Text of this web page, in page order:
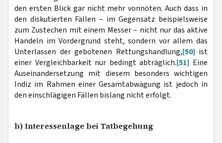
den ersten Blick gar nicht mehr vonnöten. Auch dass in
den diskutierten Fällen – im Gegensatz beispielsweise
zum Zustechen mit einem Messer – nicht nur das aktive
Handeln im Vordergrund steht, sondern vor allem das
Unterlassen der gebotenen Rettungshandlung,[50] ist
einer Vergleichbarkeit nur bedingt abträglich.[51] Eine
Auseinandersetzung mit diesem besonders wichtigen
Indiz im Rahmen einer Gesamtabwägung ist jedoch in
den einschlägigen Fällen bislang nicht erfolgt.
b) Interessenlage bei Tatbegehung